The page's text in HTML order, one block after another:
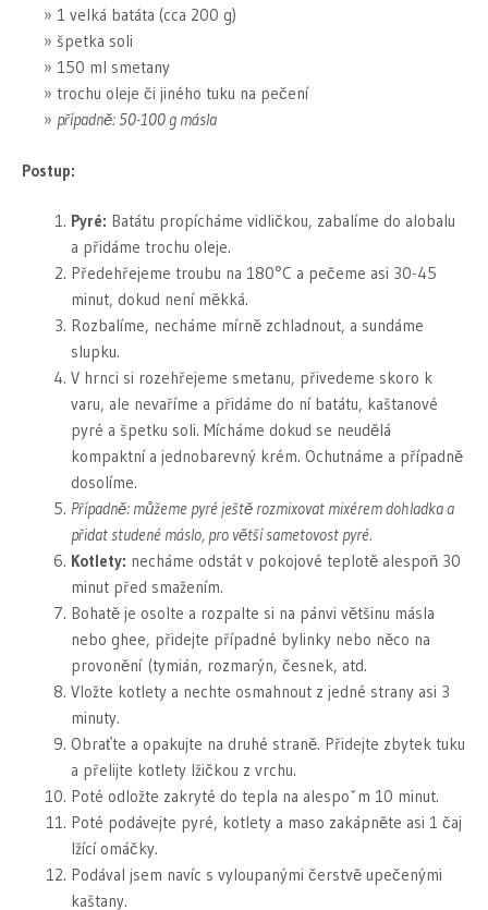
1 velká batáta (cca 200 g)
špetka soli
150 ml smetany
trochu oleje či jiného tuku na pečení
případně: 50-100 g másla
Postup:
Pyré: Batátu propícháme vidličkou, zabalíme do alobalu
a přidáme trochu oleje.
Předehřejeme troubu na 180°C a pečeme asi 30-45
minut, dokud není měkká.
Rozbalíme, necháme mírně zchladnout, a sundáme
slupku.
V hrnci si rozehřejeme smetanu, přivedeme skoro k
varu, ale nevaříme a přidáme do ní batátu, kaštanové
pyré a špetku soli. Mícháme dokud se neudělá
kompaktní a jednobarevný krém. Ochutnáme a případně
dosolíme.
Případně: můžeme pyré ještě rozmixovat mixérem dohladka a
přidat studené máslo, pro větší sametovost pyré.
Kotlety: necháme odstát v pokojové teplotě alespoň 30
minut před smažením.
Bohatě je osolte a rozpalte si na pánvi většinu másla
nebo ghee, přidejte případné bylinky nebo něco na
provonění (tymián, rozmarýn, česnek, atd.
Vložte kotlety a nechte osmahnout z jedné strany asi 3
minuty.
Obraťte a opakujte na druhé straně. Přidejte zbytek tuku
a přelijte kotlety lžičkou z vrchu.
Poté odložte zakryté do tepla na alespoˇm 10 minut.
Poté podávejte pyré, kotlety a maso zakápněte asi 1 čaj
lžící omáčky.
Podával jsem navíc s vyloupanými čerstvě upečenými
kaštany.